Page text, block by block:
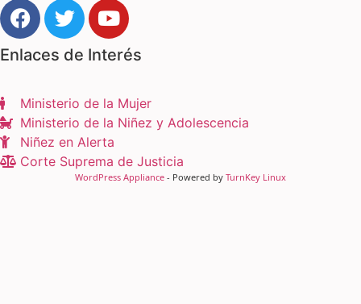
Enlaces de Interés
Ministerio de la Mujer
Ministerio de la Niñez y Adolescencia
Niñez en Alerta
Corte Suprema de Justicia
WordPress Appliance - Powered by TurnKey Linux